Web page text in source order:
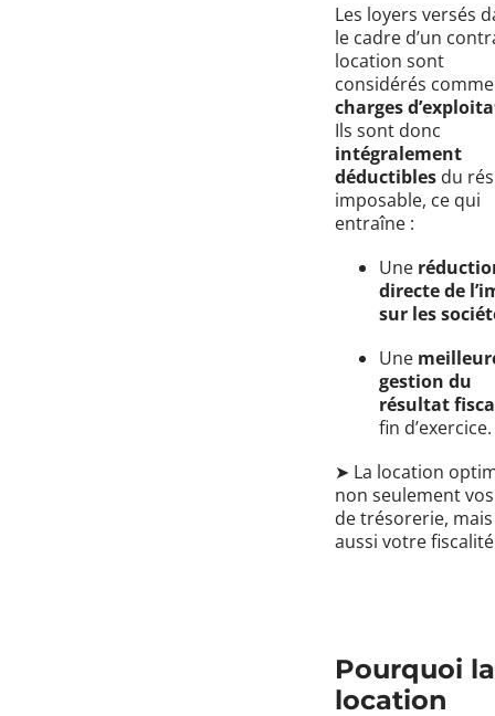
Les loyers versés
le cadre d’un
location sont
considérés comme
charges
Ils sont donc
intégralement
déductibles du
imposable, ce qui
entraîne :
Une
directe de
sur les
Une
gestion du
résultat
fin d’exercice.
➤ La location
non seulement
de trésorerie, mais
aussi votre
Pourquoi la
location